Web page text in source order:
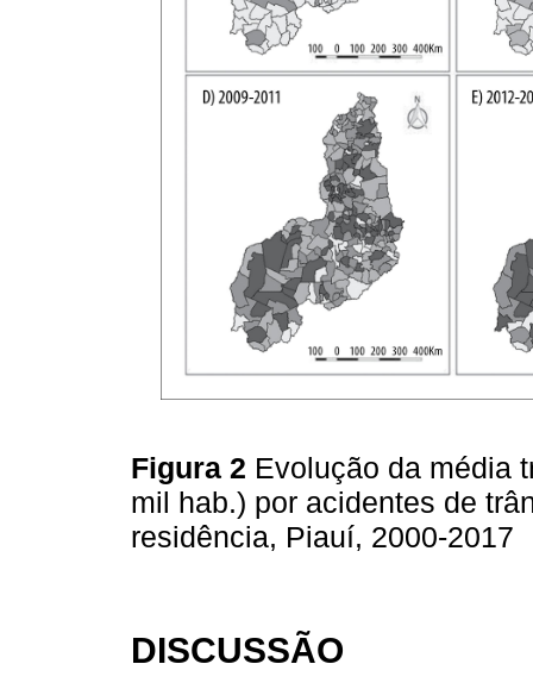
Figura 2 Evolução da média
mil hab.) por acidentes de
residência, Piauí, 2000-2017
DISCUSSÃO